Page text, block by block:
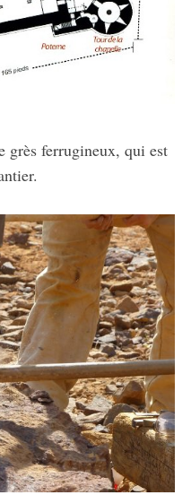
grès ferrugineux, qui est